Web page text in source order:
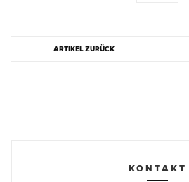
ARTIKEL ZURÜCK
KONTAKT